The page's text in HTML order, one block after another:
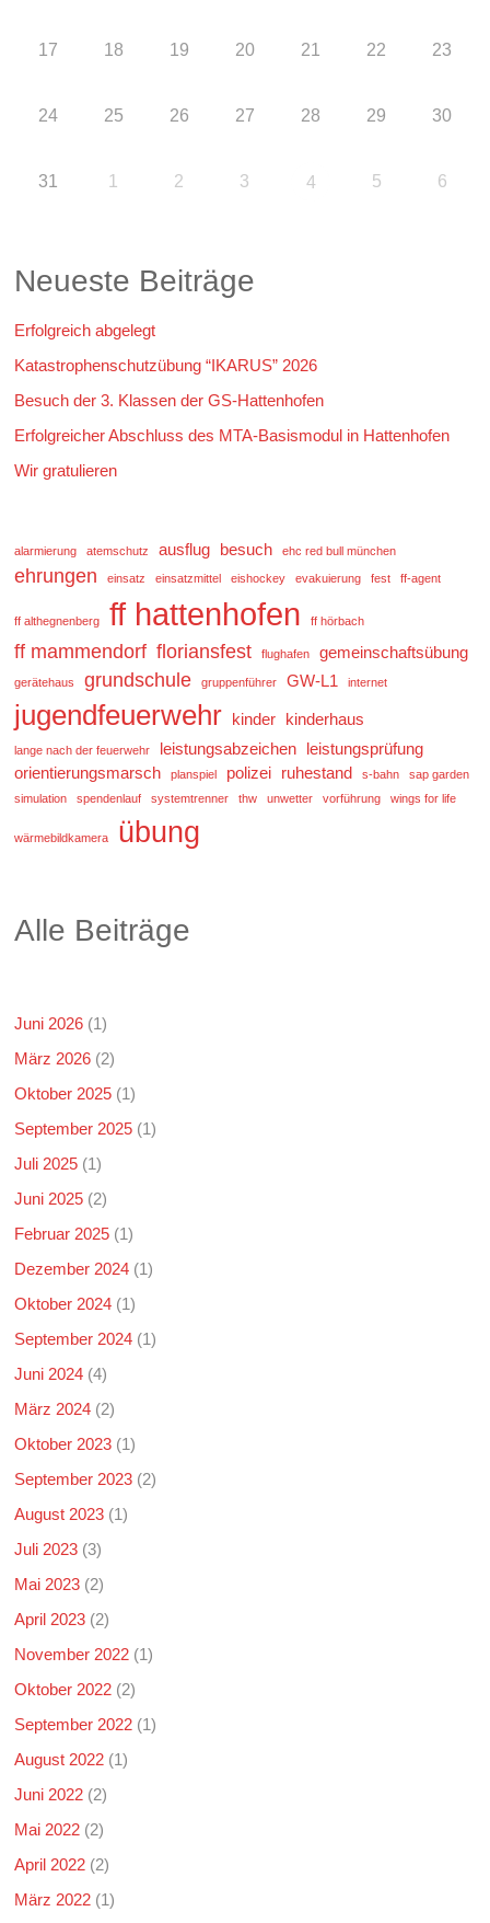
17 18 19 20 21 22 23
24 25 26 27 28 29 30
31 1 2 3 4 5 6
Neueste Beiträge
Erfolgreich abgelegt
Katastrophenschutzübung “IKARUS” 2026
Besuch der 3. Klassen der GS-Hattenhofen
Erfolgreicher Abschluss des MTA-Basismodul in Hattenhofen
Wir gratulieren
alarmierung atemschutz ausflug besuch ehc red bull münchen
ehrungen einsatz einsatzmittel eishockey evakuierung fest ff-agent
ff althegnenberg ff hattenhofen ff hörbach
ff mammendorf floriansfest flughafen gemeinschaftsübung
gerätehaus grundschule gruppenführer GW-L1 internet
jugendfeuerwehr kinder kinderhaus
lange nach der feuerwehr leistungsabzeichen leistungsprüfung
orientierungsmarsch
planspiel polizei ruhestand s-bahn
sap garden
simulation
spendenlauf systemtrenner thw unwetter vorführung wings for life
wärmebildkamera übung
Alle Beiträge
Juni 2026 (1)
März 2026 (2)
Oktober 2025 (1)
September 2025 (1)
Juli 2025 (1)
Juni 2025 (2)
Februar 2025 (1)
Dezember 2024 (1)
Oktober 2024 (1)
September 2024 (1)
Juni 2024 (4)
März 2024 (2)
Oktober 2023 (1)
September 2023 (2)
August 2023 (1)
Juli 2023 (3)
Mai 2023 (2)
April 2023 (2)
November 2022 (1)
Oktober 2022 (2)
September 2022 (1)
August 2022 (1)
Juni 2022 (2)
Mai 2022 (2)
April 2022 (2)
März 2022 (1)